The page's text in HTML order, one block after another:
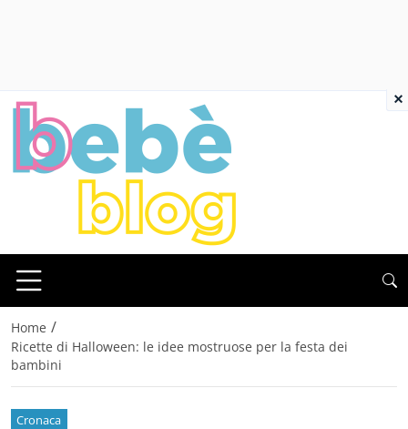
Home /
Ricette di Halloween: le idee mostruose per la festa dei
bambini
Cronaca
×